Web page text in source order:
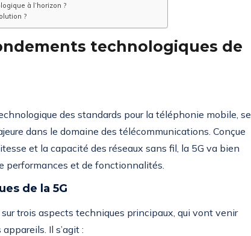
à l’horizon ?
?
technologiques de
des standards pour la téléphonie mobile, se
dans le domaine des télécommunications. Conçue
et la capacité des réseaux sans fil, la 5G va bien
performances et de fonctionnalités.
de la 5G
sur trois aspects techniques principaux, qui vont venir
Il s’agit :